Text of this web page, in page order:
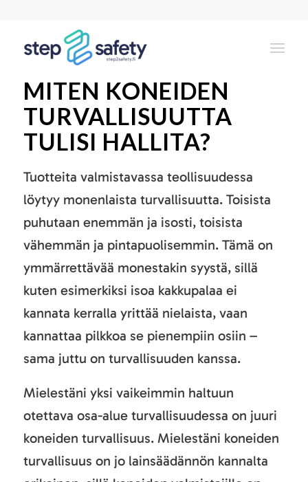
MITEN KONEIDEN
TURVALLISUUTTA
TULISI HALLITA?
Tuotteita valmistavassa teollisuudessa
löytyy monenlaista turvallisuutta. Toisista
puhutaan enemmän ja isosti, toisista
vähemmän ja pintapuolisemmin. Tämä on
ymmärrettävää monestakin syystä, sillä
kuten esimerkiksi isoa kakkupalaa ei
kannata kerralla yrittää nielaista, vaan
kannattaa pilkkoa se pienempiin osiin –
sama juttu on turvallisuuden kanssa.
Mielestäni yksi vaikeimmin haltuun
otettava osa-alue turvallisuudessa on juuri
koneiden turvallisuus. Mielestäni koneiden
turvallisuus on jo lainsäädännön kannalta